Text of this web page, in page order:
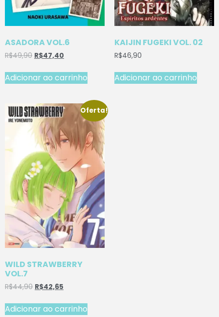
ASADORA VOL.6
R$49,90 R$47,40
Adicionar ao carrinho
KAIJIN FUGEKI VOL. 02
R$46,90
Adicionar ao carrinho
Oferta!
WILD STRAWBERRY
VOL.7
R$44,90 R$42,65
Adicionar ao carrinho